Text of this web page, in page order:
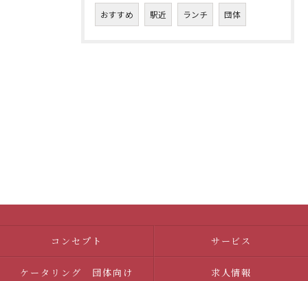
おすすめ 駅近 ランチ 団体
コンセプト サービス
ケータリング 団体向け 求人情報